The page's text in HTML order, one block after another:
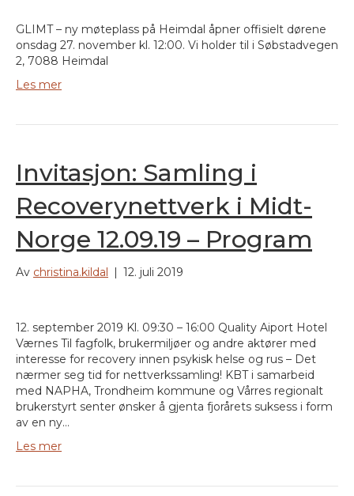
GLIMT – ny møteplass på Heimdal åpner offisielt dørene
onsdag 27. november kl. 12:00. Vi holder til i Søbstadvegen
2, 7088 Heimdal
Les mer
Invitasjon: Samling i
Recoverynettverk i Midt-
Norge 12.09.19 – Program
Av christina.kildal | 12. juli 2019
12. september 2019 Kl. 09:30 – 16:00 Quality Aiport Hotel
Værnes Til fagfolk, brukermiljøer og andre aktører med
interesse for recovery innen psykisk helse og rus – Det
nærmer seg tid for nettverkssamling! KBT i samarbeid
med NAPHA, Trondheim kommune og Vårres regionalt
brukerstyrt senter ønsker å gjenta fjorårets suksess i form
av en ny…
Les mer